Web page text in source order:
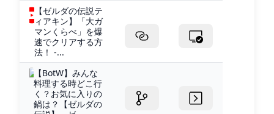
【ゼルダの伝説テ
ィアキン】「大ガ
マンくらべ」を爆
速でクリアする方
法！ -...
【BotW】みんな
料理する時どこ行
く？お気に入りの
鍋は？【ゼルダの